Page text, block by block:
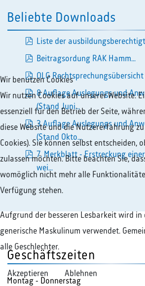
Beliebte Downloads
pdf
Liste der
pdf
Beitragsordung RAK Hamm...
pdf
OLG
pdf
8 Auflage Auslegungs und
(Stand Juni...
pdf
3 Auflage Auslegungs und
(Stand Okto...
pdf
7. Merkblatt - Erstreckung
wei...
Geschäftszeiten
Montag - Donnerstag
Wir benutzen Cookies
Wir nutzen Cookies auf unserer Website.
essenziell für den Betrieb der Seite,
diese Website und die Nutzererfahrung
Cookies). Sie können selbst entscheiden,
zulassen möchten. Bitte beachten Sie,
womöglich nicht mehr alle
Verfügung stehen.
Aufgrund der besseren Lesbarkeit wird in
generische Maskulinum verwendet.
alle Geschlechter.
Akzeptieren Ablehnen